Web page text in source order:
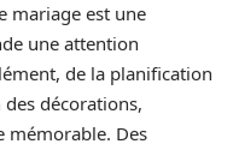
mariage est une
une attention
de la planification
décorations,
mémorable. Des